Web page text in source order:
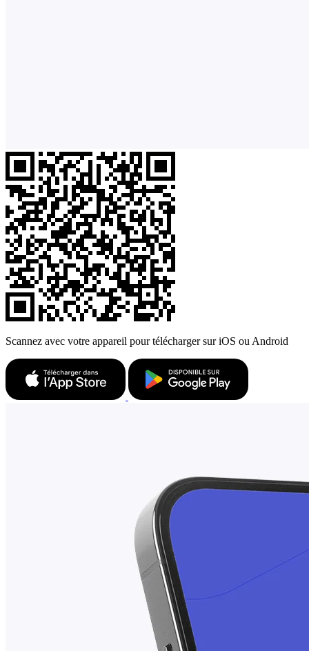
Scannez avec votre appareil pour télécharger sur iOS ou Android